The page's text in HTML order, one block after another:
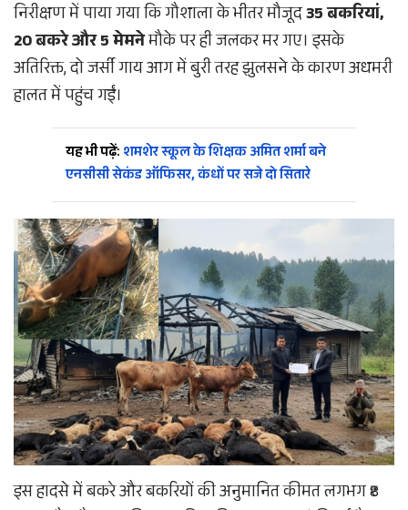
​निरीक्षण में पाया गया कि गौशाला के भीतर मौजूद35 बकरियां,
20 बकरे और 5 मेमनेमौके पर ही जलकर मर गए। इसके
अतिरिक्त, दो जर्सी गाय आग में बुरी तरह झुलसने के कारण अधमरी
हालत में पहुंच गईं।
यह भी पढ़ें: शमशेर स्कूल के शिक्षक अमित शर्मा बने
एनसीसी सेकंड ऑफिसर, कंधों पर सजे दो सितारे
इस हादसे में बकरे और बकरियों की अनुमानित कीमत लगभग ₹8